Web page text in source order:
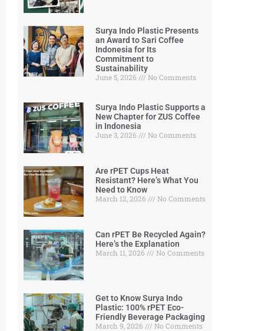
Surya Indo Plastic Presents
an Award to Sari Coffee
Indonesia for Its
Commitment to
Sustainability
June 5, 2026
No Comments
Surya Indo Plastic Supports a
New Chapter for ZUS Coffee
in Indonesia
June 3, 2026
No Comments
Are rPET Cups Heat
Resistant? Here’s What You
Need to Know
March 12, 2026
No Comments
Can rPET Be Recycled Again?
Here’s the Explanation
March 11, 2026
No Comments
Get to Know Surya Indo
Plastic: 100% rPET Eco-
Friendly Beverage Packaging
March 9, 2026
No Comments